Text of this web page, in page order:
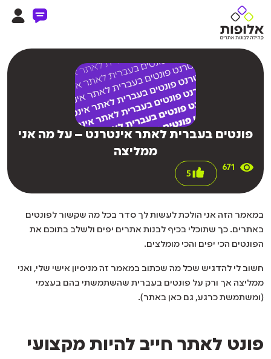
פונטים בעברית לאתר אינטרנט – על מה אני
ממליצה
671
5
במאמר הזה אני הולכת לעשות לך סדר בכל מה שקשור לפונטים
באתרים. כך שתוכלי בכיף לבנות אתרים יפים ולשלב בתוכם את
הפונטים הכי יפים והכי מומלצים.
חשוב לי להדגיש שכל מה שכתוב במאמר זה מניסיון אישי שלי, ואני
ממליצה אך ורק על פונטים בעברית שהשתמשתי בהם בעצמי
(ומשתמשת כרגע, גם כאן באתר).
פונט לאתר חייב להיות מקצועי